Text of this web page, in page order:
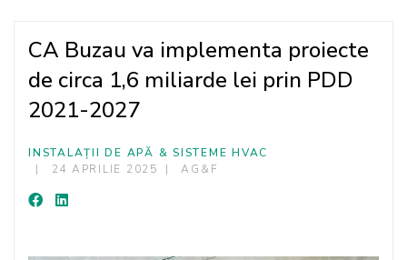
CA Buzau va implementa proiecte
de circa 1,6 miliarde lei prin PDD
2021-2027
INSTALAȚII DE APĂ & SISTEME HVAC
24 APRILIE 2025
AG&F